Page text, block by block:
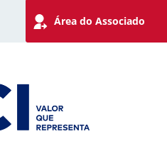
Área do Associado